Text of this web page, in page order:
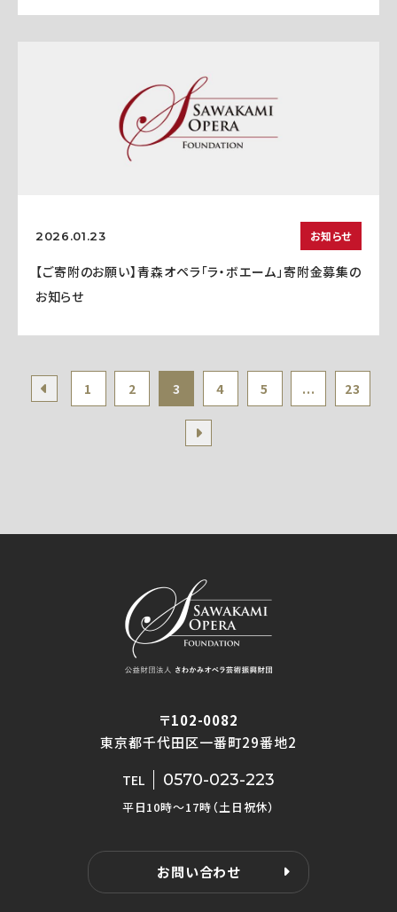
2026.01.23 お知らせ
【ご寄附のお願い】青森オペラ「ラ・ボエーム」寄附金募集の
お知らせ
1 2 3 4 5 ... 23
〒102-0082
東京都千代田区一番町29番地2
TEL 0570-023-223
平日10時〜17時（土日祝休）
お問い合わせ